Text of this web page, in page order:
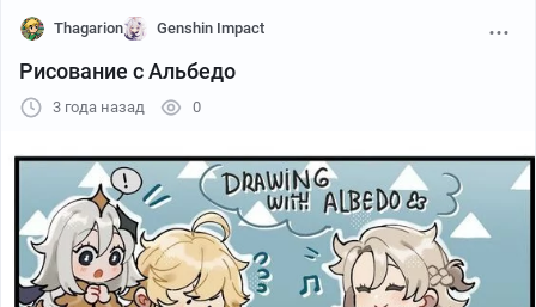
Thagarion Genshin Impact
Рисование с Альбедо
3 года назад 0